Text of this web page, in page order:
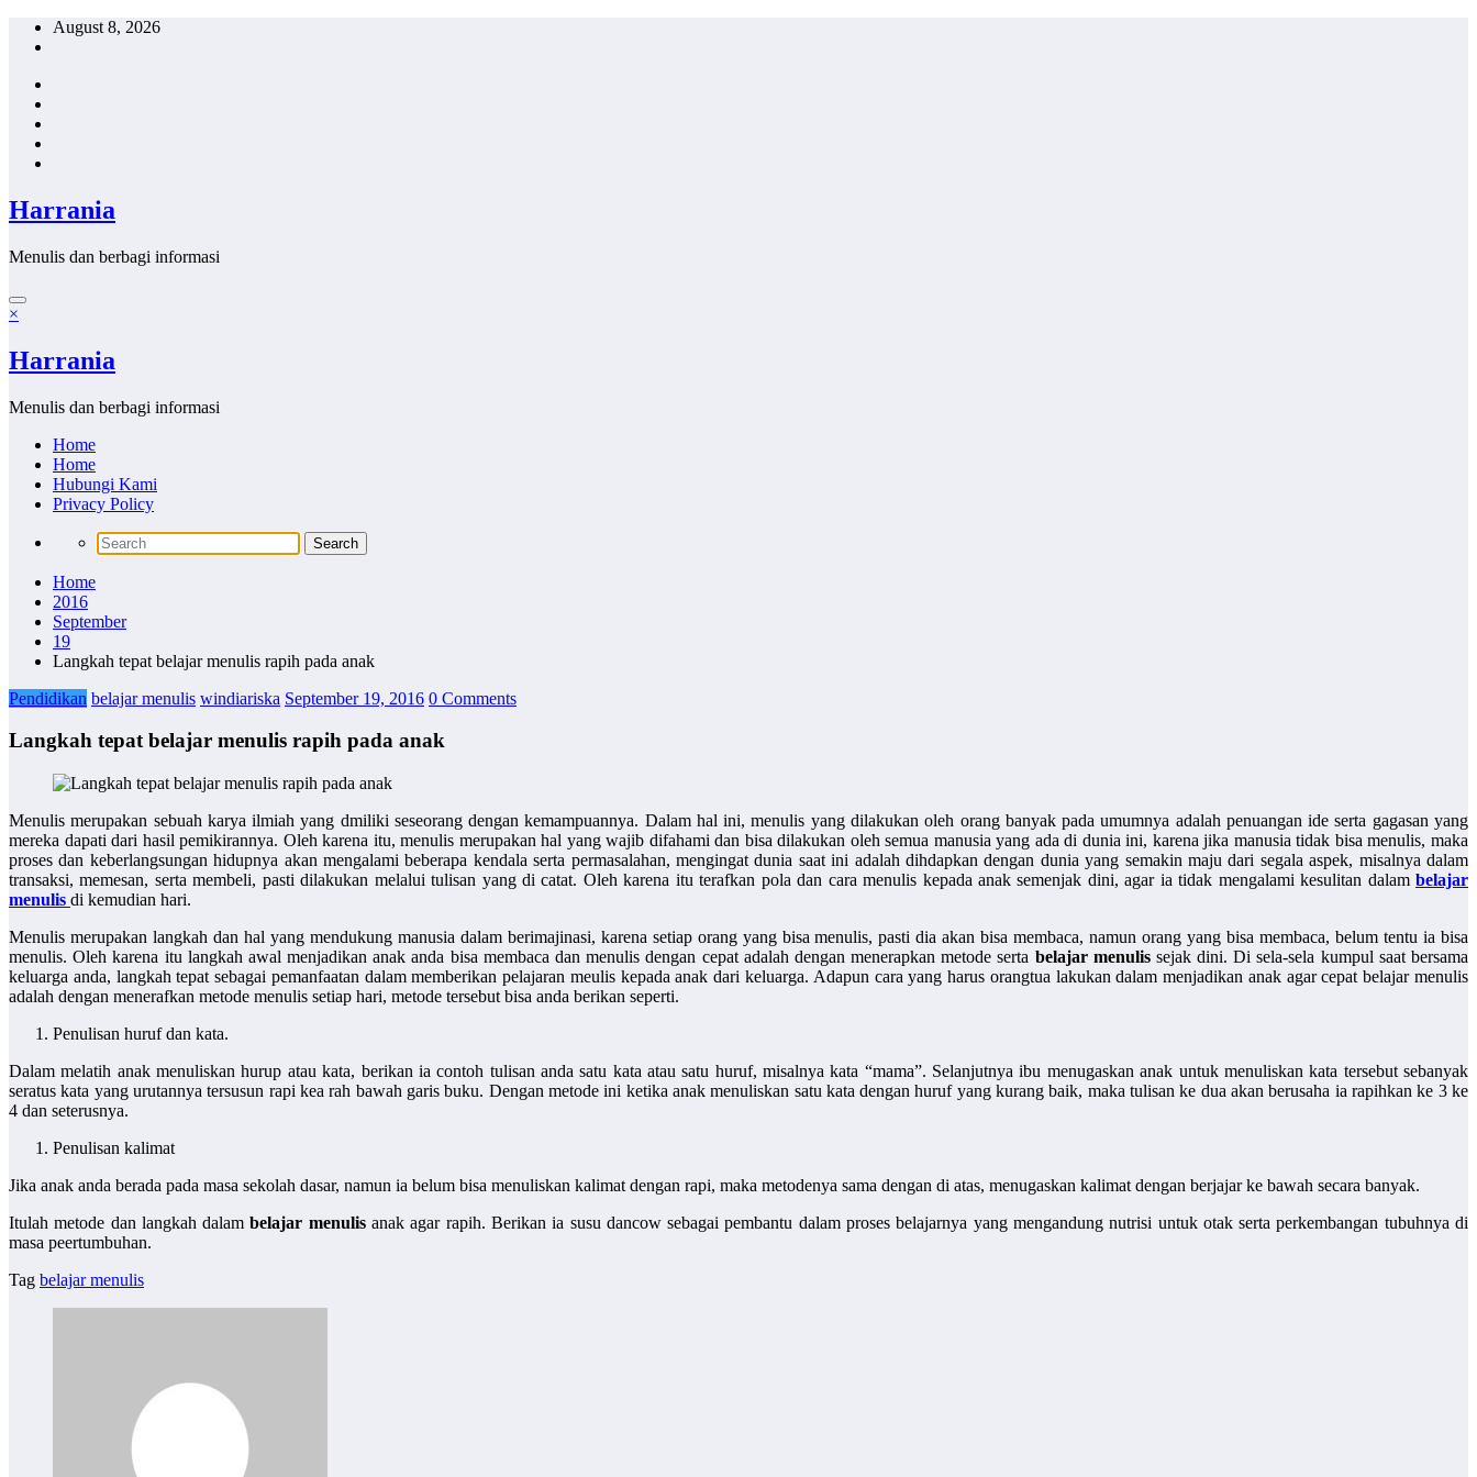
Skip
August 8, 2026
Harrania
Menulis dan berbagi informasi
×
Harrania
Menulis dan berbagi informasi
Home
Home
Hubungi Kami
Privacy Policy
Home
2016
September
19
Langkah tepat belajar menulis rapih pada anak
Pendidikan belajar menulis windiariska September 19, 2016 0 Comments
Langkah tepat belajar menulis rapih pada anak
Menulis merupakan sebuah karya ilmiah yang dmiliki seseorang dengan kemampuannya. Dalam hal ini, menulis yang dilakukan oleh orang banyak pada umumnya adalah penuangan ide serta gagasan yang
mereka dapati dari hasil pemikirannya. Oleh karena itu, menulis merupakan hal yang wajib difahami dan bisa dilakukan oleh semua manusia yang ada di dunia ini, karena jika manusia tidak bisa menulis, maka
proses dan keberlangsungan hidupnya akan mengalami beberapa kendala serta permasalahan, mengingat dunia saat ini adalah dihdapkan dengan dunia yang semakin maju dari segala aspek, misalnya dalam
transaksi, memesan, serta membeli, pasti dilakukan melalui tulisan yang di catat. Oleh karena itu terafkan pola dan cara menulis kepada anak semenjak dini, agar ia tidak mengalami kesulitan dalam belajar
menulis di kemudian hari.
Menulis merupakan langkah dan hal yang mendukung manusia dalam berimajinasi, karena setiap orang yang bisa menulis, pasti dia akan bisa membaca, namun orang yang bisa membaca, belum tentu ia bisa
menulis. Oleh karena itu langkah awal menjadikan anak anda bisa membaca dan menulis dengan cepat adalah dengan menerapkan metode serta belajar menulissejak dini. Di sela-sela kumpul saat bersama
keluarga anda, langkah tepat sebagai pemanfaatan dalam memberikan pelajaran meulis kepada anak dari keluarga. Adapun cara yang harus orangtua lakukan dalam menjadikan anak agar cepat belajar menulis
adalah dengan menerafkan metode menulis setiap hari, metode tersebut bisa anda berikan seperti.
Penulisan huruf dan kata.
Dalam melatih anak menuliskan hurup atau kata, berikan ia contoh tulisan anda satu kata atau satu huruf, misalnya kata “mama”. Selanjutnya ibu menugaskan anak untuk menuliskan kata tersebut sebanyak
seratus kata yang urutannya tersusun rapi kea rah bawah garis buku. Dengan metode ini ketika anak menuliskan satu kata dengan huruf yang kurang baik, maka tulisan ke dua akan berusaha ia rapihkan ke 3 ke
4 dan seterusnya.
Penulisan kalimat
Jika anak anda berada pada masa sekolah dasar, namun ia belum bisa menuliskan kalimat dengan rapi, maka metodenya sama dengan di atas, menugaskan kalimat dengan berjajar ke bawah secara banyak.
Itulah metode dan langkah dalambelajar menulisanak agar rapih. Berikan ia susu dancow sebagai pembantu dalam proses belajarnya yang mengandung nutrisi untuk otak serta perkembangan tubuhnya di
masa peertumbuhan.
Tag belajar menulis